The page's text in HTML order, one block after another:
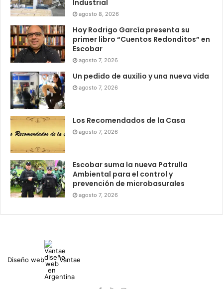
Industrial
agosto 8, 2026
Hoy Rodrigo García presenta su
primer libro “Cuentos Redonditos” en
Escobar
agosto 7, 2026
Un pedido de auxilio y una nueva vida
agosto 7, 2026
Los Recomendados de la Casa
agosto 7, 2026
Escobar suma la nueva Patrulla
Ambiental para el control y
prevención de microbasurales
agosto 7, 2026
Diseño web Vantae